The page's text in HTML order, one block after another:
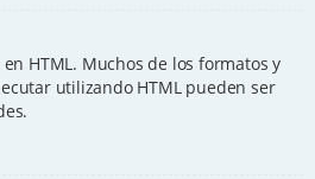
HTML. Muchos de los formatos y
utilizando HTML pueden ser